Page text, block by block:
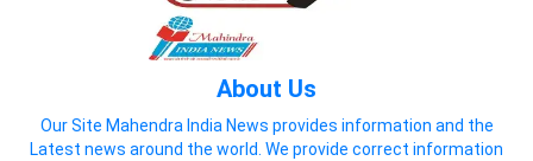
About Us
Our Site Mahendra India News provides information and the
Latest news around the world. We provide correct information